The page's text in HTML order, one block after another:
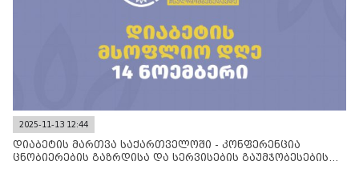
2025-11-13 12:44
დიაბეტის მართვა საქართველოში - კონფერენცია
ცნობიერების გაზრდისა და სერვისების გაუმჯობესების